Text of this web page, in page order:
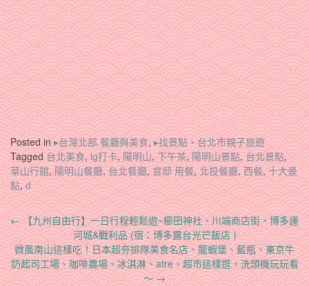
Posted in▸台灣北部.餐廳與美食,▸找景點‧台北市親子旅遊
Tagged台北美食,ig打卡,陽明山,下午茶,陽明山景點,台北景點,
草山行館,陽明山餐廳,台北餐廳,官邸 用餐,北投餐廳,西餐,十大景
點,d
Post
navigation
←【九州自由行】一日行程輕鬆遊~櫛田神社、川端商店街、博多運
河城&戰利品 (宿：博多露台光芒飯店 )
微風南山這樣吃！日本超夯排隊美食名店、龍蝦堡、藍瓶、東京牛
奶起司工場、咖啡農場、冰淇淋、atre、超市這樣逛，洗頭機玩玩看
～→